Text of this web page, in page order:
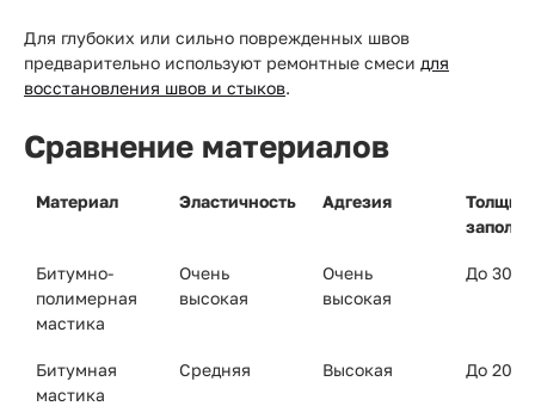
Для глубоких или сильно поврежденных швов
предварительно используют ремонтные смеси для
восстановления швов и стыков.
Сравнение материалов
Материал Эластичность Адгезия
Битумно-
полимерная
мастика
Очень
высокая
Очень
высокая
До 30
Битумная
мастика
Средняя Высокая До 20